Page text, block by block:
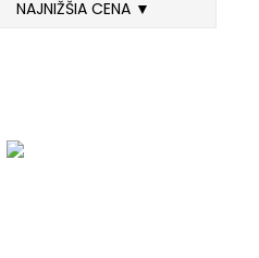
NAJNIŽŠIA CENA ▼
PRÚTY